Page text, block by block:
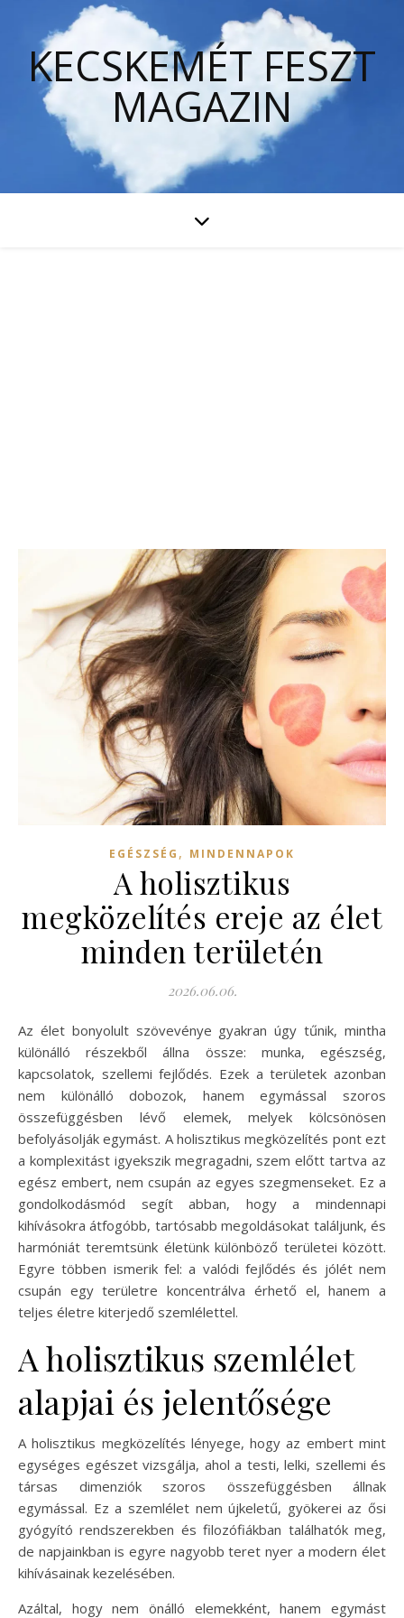
KECSKEMÉT FESZT
MAGAZIN
EGÉSZSÉG , MINDENNAPOK
A holisztikus
megközelítés ereje az élet
minden területén
2026.06.06.
Az élet bonyolult szövevénye gyakran úgy tűnik, mintha
különálló részekből állna össze: munka, egészség,
kapcsolatok, szellemi fejlődés. Ezek a területek azonban
nem különálló dobozok, hanem egymással szoros
összefüggésben lévő elemek, melyek kölcsönösen
befolyásolják egymást. A holisztikus megközelítés pont ezt
a komplexitást igyekszik megragadni, szem előtt tartva az
egész embert, nem csupán az egyes szegmenseket. Ez a
gondolkodásmód segít abban, hogy a mindennapi
kihívásokra átfogóbb, tartósabb megoldásokat találjunk, és
harmóniát teremtsünk életünk különböző területei között.
Egyre többen ismerik fel: a valódi fejlődés és jólét nem
csupán egy területre koncentrálva érhető el, hanem a
teljes életre kiterjedő szemlélettel.
A holisztikus szemlélet
alapjai és jelentősége
A holisztikus megközelítés lényege, hogy az embert mint
egységes egészet vizsgálja, ahol a testi, lelki, szellemi és
társas dimenziók szoros összefüggésben állnak
egymással. Ez a szemlélet nem újkeletű, gyökerei az ősi
gyógyító rendszerekben és filozófiákban találhatók meg,
de napjainkban is egyre nagyobb teret nyer a modern élet
kihívásainak kezelésében.
Azáltal, hogy nem önálló elemekként, hanem egymást